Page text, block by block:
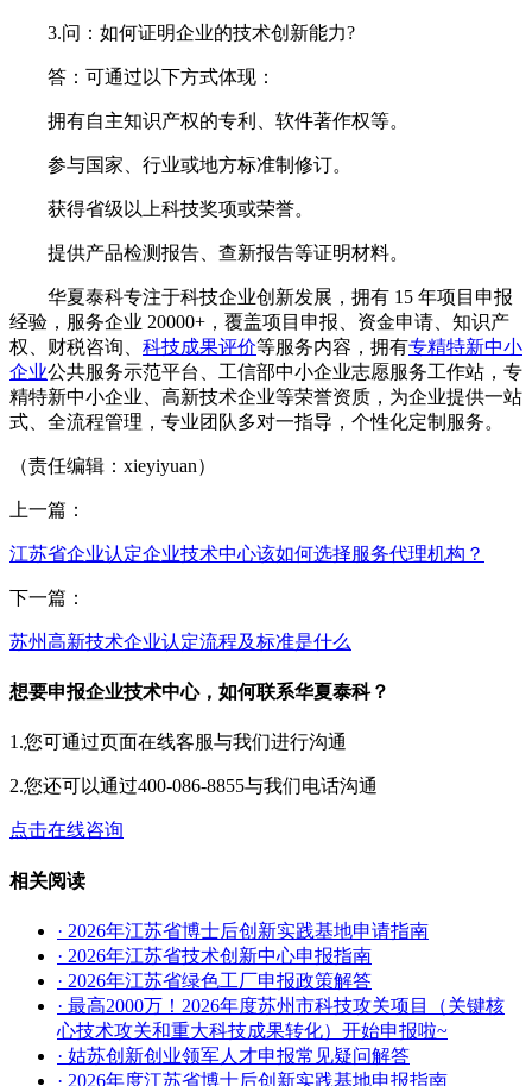
3.问：如何证明企业的技术创新能力?
答：可通过以下方式体现：
拥有自主知识产权的专利、软件著作权等。
参与国家、行业或地方标准制修订。
获得省级以上科技奖项或荣誉。
提供产品检测报告、查新报告等证明材料。
华夏泰科专注于科技企业创新发展，拥有 15 年项目申报
经验，服务企业 20000+，覆盖项目申报、资金申请、知识产
权、财税咨询、 科技成果评价等服务内容，拥有专精特新中小
企业公共服务示范平台、工信部中小企业志愿服务工作站，专
精特新中小企业、高新技术企业等荣誉资质，为企业提供一站
式、全流程管理，专业团队多对一指导，个性化定制服务。
（责任编辑：xieyiyuan）
上一篇：
江苏省企业认定企业技术中心该如何选择服务代理机构？
下一篇：
苏州高新技术企业认定流程及标准是什么
想要申报企业技术中心，如何联系华夏泰科？
1.您可通过页面在线客服与我们进行沟通
2.您还可以通过400-086-8855与我们电话沟通
点击在线咨询
相关阅读
· 2026年江苏省博士后创新实践基地申请指南
· 2026年江苏省技术创新中心申报指南
· 2026年江苏省绿色工厂申报政策解答
· 最高2000万！2026年度苏州市科技攻关项目（关键核
心技术攻关和重大科技成果转化）开始申报啦~
· 姑苏创新创业领军人才申报常见疑问解答
· 2026年度江苏省博士后创新实践基地申报指南